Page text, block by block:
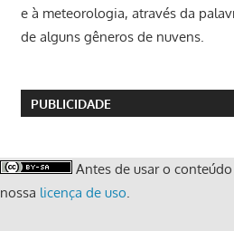
e à meteorologia, através da
de alguns gêneros de nuvens.
PUBLICIDADE
Antes de usar o
nossa licença de uso.